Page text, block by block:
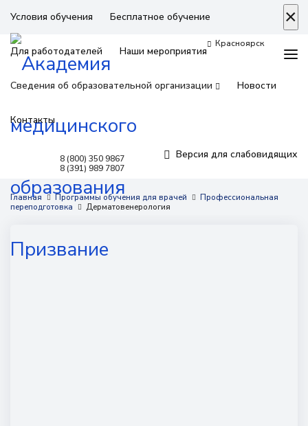
Условия обучения Бесплатное обучение
Для работодателей Наши мероприятия
Сведения об образовательной организации Новости
Контакты
Версия для слабовидящих
8 (800) 350 9867
8 (391) 989 7807
Красноярск
Программы обучения
Бесплатное обучение
Главная Программы обучения для врачей
Профессиональная
переподготовка
Дерматовенерология
×